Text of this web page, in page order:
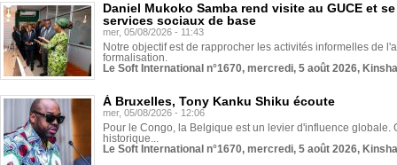
Daniel Mukoko Samba rend visite au GUCE et
services sociaux de base
mer, 05/08/2026 - 11:43
Notre objectif est de rapprocher les activités informelles de
formalisation.
Le Soft International n°1670, mercredi, 5 août 2026,
À Bruxelles, Tony Kanku Shiku écoute
mer, 05/08/2026 - 12:06
Pour le Congo, la Belgique est un levier d'influence globale.
historique...
Le Soft International n°1670, mercredi, 5 août 2026,